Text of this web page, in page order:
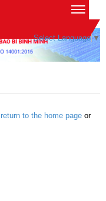
Select Language ▼
return to the home page or